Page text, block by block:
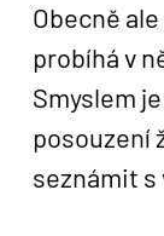
Obecně
probíhá v
Smyslem
posouzení
seznámit s